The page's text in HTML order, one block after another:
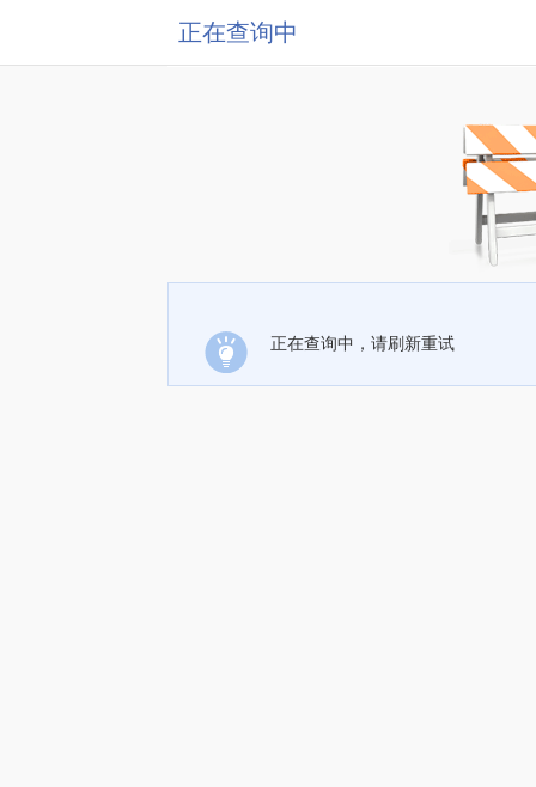
正在查询中
正在查询中，请刷新重试